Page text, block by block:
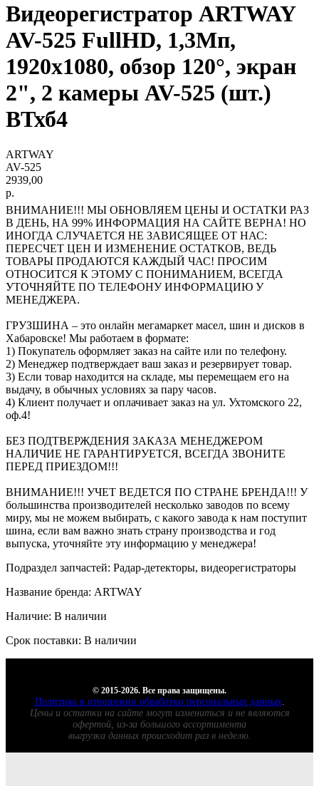
Видеорегистратор ARTWAY
AV-525 FullHD, 1,3Мп,
1920x1080, обзор 120°, экран
2", 2 камеры AV-525 (шт.)
ВТхб4
ARTWAY
AV-525
2939,00
р.
ВНИМАНИЕ!!! МЫ ОБНОВЛЯЕМ ЦЕНЫ И ОСТАТКИ РАЗ
В ДЕНЬ, НА 99% ИНФОРМАЦИЯ НА САЙТЕ ВЕРНА! НО
ИНОГДА СЛУЧАЕТСЯ НЕ ЗАВИСЯЩЕЕ ОТ НАС:
ПЕРЕСЧЕТ ЦЕН И ИЗМЕНЕНИЕ ОСТАТКОВ, ВЕДЬ
ТОВАРЫ ПРОДАЮТСЯ КАЖДЫЙ ЧАС! ПРОСИМ
ОТНОСИТСЯ К ЭТОМУ С ПОНИМАНИЕМ, ВСЕГДА
УТОЧНЯЙТЕ ПО ТЕЛЕФОНУ ИНФОРМАЦИЮ У
МЕНЕДЖЕРА.
ГРУЗШИНА – это онлайн мегамаркет масел, шин и дисков в
Хабаровске! Мы работаем в формате:
1) Покупатель оформляет заказ на сайте или по телефону.
2) Менеджер подтверждает ваш заказ и резервирует товар.
3) Если товар находится на складе, мы перемещаем его на
выдачу, в обычных условиях за пару часов.
4) Клиент получает и оплачивает заказ на ул. Ухтомского 22,
оф.4!
БЕЗ ПОДТВЕРЖДЕНИЯ ЗАКАЗА МЕНЕДЖЕРОМ
НАЛИЧИЕ НЕ ГАРАНТИРУЕТСЯ, ВСЕГДА ЗВОНИТЕ
ПЕРЕД ПРИЕЗДОМ!!!
ВНИМАНИЕ!!! УЧЕТ ВЕДЕТСЯ ПО СТРАНЕ БРЕНДА!!! У
большинства производителей несколько заводов по всему
миру, мы не можем выбирать, с какого завода к нам поступит
шина, если вам важно знать страну производства и год
выпуска, уточняйте эту информацию у менеджера!
Подраздел запчастей: Радар-детекторы, видеорегистраторы
Название бренда: ARTWAY
Наличие: В наличии
Срок поставки: В наличии
© 2015-2026. Все права защищены.
Политика в отношении обработки персональных данных.
Цены и остатки на сайте могут измениться и не являются
офертой, из-за большого ассортимента
выгрузка данных происходит раз в неделю.